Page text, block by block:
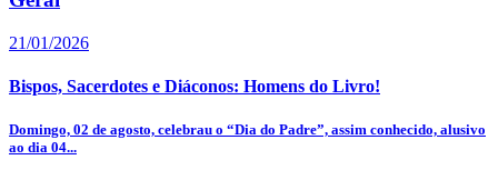
21/01/2026
Bispos, Sacerdotes e Diáconos: Homens do Livro!
Domingo, 02 de agosto, celebrau o “Dia do Padre”, assim conhecido, alusivo
ao dia 04...